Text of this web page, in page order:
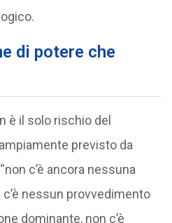
di potere che
è il solo rischio del
previsto da
c’è ancora nessuna
nessun provvedimento
dominante, non c’è